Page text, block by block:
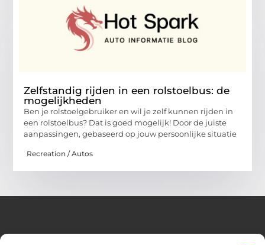
Zelfstandig rijden in een rolstoelbus: de
mogelijkheden
Ben je rolstoelgebruiker en wil je zelf kunnen rijden in
een rolstoelbus? Dat is goed mogelijk! Door de juiste
aanpassingen, gebaseerd op jouw persoonlijke situatie
Recreation / Autos